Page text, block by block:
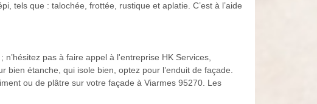
tels que : talochée, frottée, rustique et aplatie. C’est à l’aide
pas à faire appel à l'entreprise HK Services,
étanche, qui isole bien, optez pour l’enduit de façade.
ou de plâtre sur votre façade à Viarmes 95270. Les